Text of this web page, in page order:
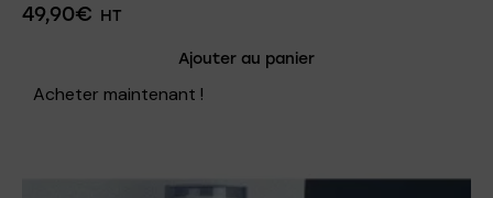
49,90€ HT
Ajouter au panier
Acheter maintenant !